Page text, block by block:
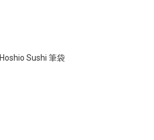
Hoshio Sushi 筆袋